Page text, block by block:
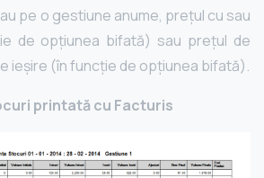
pe o gestiune anume, prețul cu sau
de opțiunea bifată) sau prețul de
ieșire (în funcție de opțiunea bifată).
printată cu Facturis